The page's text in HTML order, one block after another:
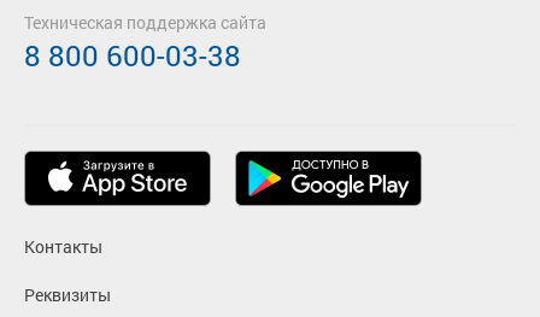
Контакты
Реквизиты
Техническая поддержка сайта
8 800 600-03-38